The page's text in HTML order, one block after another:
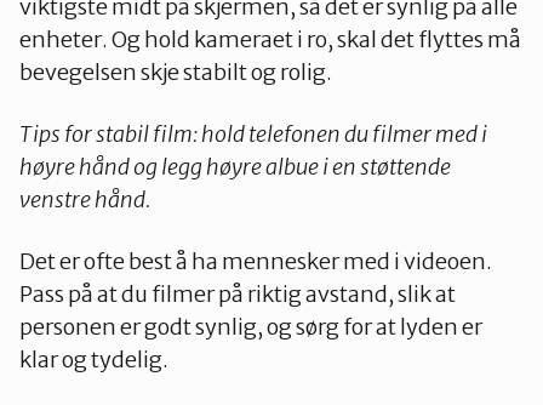
viktigste midt på skjermen, så det er synlig på alle
enheter. Og hold kameraet i ro, skal det flyttes må
bevegelsen skje stabilt og rolig.
Tips for stabil film: hold telefonen du filmer med i
høyre hånd og legg høyre albue i en støttende
venstre hånd.
Det er ofte best å ha mennesker med i videoen.
Pass på at du filmer på riktig avstand, slik at
personen er godt synlig, og sørg for at lyden er
klar og tydelig.